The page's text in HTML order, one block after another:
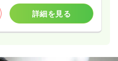
多く、活気のある職場です。新
、変革していく風土がありま
詳細を見る